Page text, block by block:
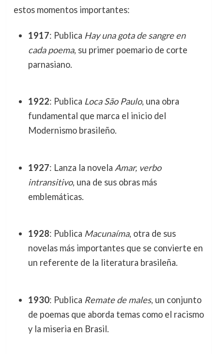
estos momentos importantes:
1917: Publica Hay una gota de sangre en
cada poema, su primer poemario de corte
parnasiano.
1922: Publica Loca São Paulo, una obra
fundamental que marca el inicio del
Modernismo brasileño.
1927: Lanza la novela Amar, verbo
intransitivo, una de sus obras más
emblemáticas.
1928: Publica Macunaíma, otra de sus
novelas más importantes que se convierte en
un referente de la literatura brasileña.
1930: Publica Remate de males, un conjunto
de poemas que aborda temas como el racismo
y la miseria en Brasil.